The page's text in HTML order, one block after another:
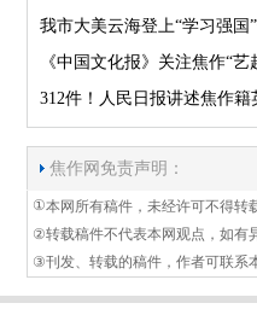
我市大美云海登上“学习强国
《中国文化报》关注焦作“艺
312件！人民日报讲述焦作籍
焦作网免责声明：
①本网所有稿件，未经许可不得转
②转载稿件不代表本网观点，如有
③刊发、转载的稿件，作者可联系